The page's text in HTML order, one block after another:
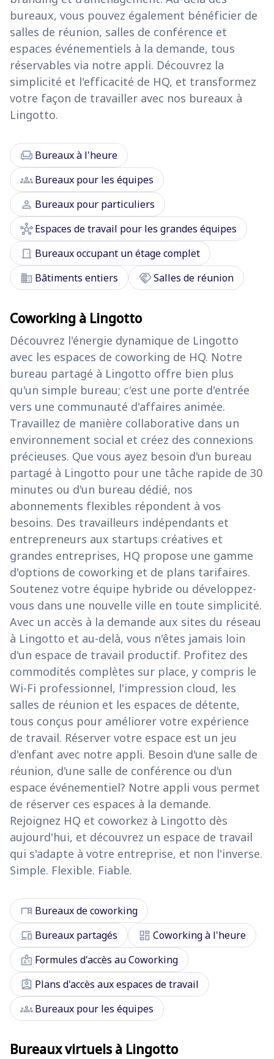
bureaux, vous pouvez également bénéficier de
salles de réunion, salles de conférence et
espaces événementiels à la demande, tous
réservables via notre appli. Découvrez la
simplicité et l'efficacité de HQ, et transformez
votre façon de travailler avec nos bureaux à
Lingotto.
chair Bureaux à l'heure
groupsBureaux pour les équipes
person Bureaux pour particuliers
hubEspaces de travail pour les grandes équipes
door_front Bureaux occupant un étage complet
domain Bâtiments entiers handshakeSalles de réunion
Coworking à Lingotto
Découvrez l'énergie dynamique de Lingotto
avec les espaces de coworking de HQ. Notre
bureau partagé à Lingotto offre bien plus
qu'un simple bureau; c'est une porte d'entrée
vers une communauté d'affaires animée.
Travaillez de manière collaborative dans un
environnement social et créez des connexions
précieuses. Que vous ayez besoin d'un bureau
partagé à Lingotto pour une tâche rapide de 30
minutes ou d'un bureau dédié, nos
abonnements flexibles répondent à vos
besoins. Des travailleurs indépendants et
entrepreneurs aux startups créatives et
grandes entreprises, HQ propose une gamme
d'options de coworking et de plans tarifaires.
Soutenez votre équipe hybride ou développez-
vous dans une nouvelle ville en toute simplicité.
Avec un accès à la demande aux sites du réseau
à Lingotto et au-delà, vous n'êtes jamais loin
d'un espace de travail productif. Profitez des
commodités complètes sur place, y compris le
Wi-Fi professionnel, l'impression cloud, les
salles de réunion et les espaces de détente,
tous conçus pour améliorer votre expérience
de travail. Réserver votre espace est un jeu
d'enfant avec notre appli. Besoin d'une salle de
réunion, d'une salle de conférence ou d'un
espace événementiel? Notre appli vous permet
de réserver ces espaces à la demande.
Rejoignez HQ et coworkez à Lingotto dès
aujourd'hui, et découvrez un espace de travail
qui s'adapte à votre entreprise, et non l'inverse.
Simple. Flexible. Fiable.
desk Bureaux de coworking
devices Bureaux partagés dashboard Coworking à l'heure
badge Formules d'accès au Coworking
assignment_ind Plans d'accès aux espaces de travail
groupsBureaux pour les équipes
Bureaux virtuels à Lingotto